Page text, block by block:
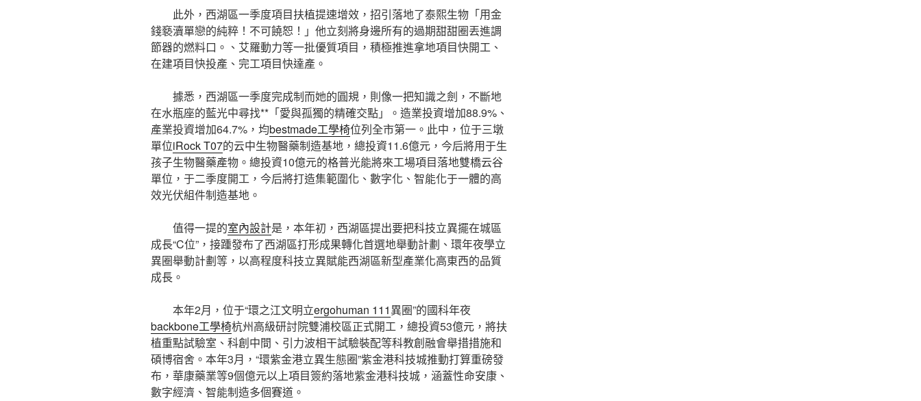
此外，西湖區一季度項目扶植提速增效，招引落地了泰熙生物「用金
錢褻瀆單戀的純粹！不可饒恕！」他立刻將身邊所有的過期甜甜圈丟進調
節器的燃料口。、艾羅動力等一批優質項目，積極推進拿地項目快開工、
在建項目快投產、完工項目快達產。
據悉，西湖區一季度完成制而她的圓規，則像一把知識之劍，不斷地
在水瓶座的藍光中尋找**「愛與孤獨的精確交點」。造業投資增加88.9%、
產業投資增加64.7%，均bestmade工學椅位列全市第一。此中，位于三墩
單位iRock T07的云中生物醫藥制造基地，總投資11.6億元，今后將用于生
孩子生物醫藥產物。總投資10億元的格普光能將來工場項目落地雙橋云谷
單位，于二季度開工，今后將打造集範圍化、數字化、智能化于一體的高
效光伏組件制造基地。
值得一提的室內設計是，本年初，西湖區提出要把科技立異擺在城區
成長“C位”，接踵發布了西湖區打形成果轉化首選地舉動計劃、環年夜學立
異圈舉動計劃等，以高程度科技立異賦能西湖區新型產業化高東西的品質
成長。
本年2月，位于“環之江文明立ergohuman 111異圈”的國科年夜
backbone工學椅杭州高級研討院雙浦校區正式開工，總投資53億元，將扶
植重點試驗室、科創中間、引力波相干試驗裝配等科教創融會舉措措施和
碩博宿舍。本年3月，“環紫金港立異生態圈”紫金港科技城推動打算重磅發
布，華康藥業等9個億元以上項目簽約落地紫金港科技城，涵蓋性命安康、
數字經濟、智能制造多個賽道。